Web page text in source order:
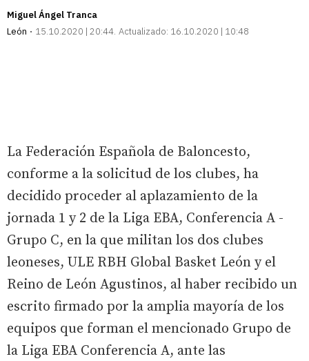
Miguel Ángel Tranca
León
15.10.2020 | 20:44 Actualizado: 16.10.2020 | 10:48
La Federación Española de Baloncesto,
conforme a la solicitud de los clubes, ha
decidido proceder al aplazamiento de la
jornada 1 y 2 de la Liga EBA, Conferencia A -
Grupo C, en la que militan los dos clubes
leoneses, ULE RBH Global Basket León y el
Reino de León Agustinos, al haber recibido un
escrito firmado por la amplia mayoría de los
equipos que forman el mencionado Grupo de
la Liga EBA Conferencia A, ante las